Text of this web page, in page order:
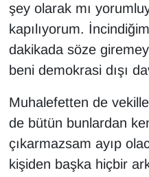
şey olarak mı
kapılıyorum.
dakikada söze
beni demokrasi dışı
Muhalefetten de
de bütün bunlardan
çıkarmazsam ayıp
kişiden başka hiçbir
TEKNOLOJİ
Turizm
Vasıta
YAŞAM